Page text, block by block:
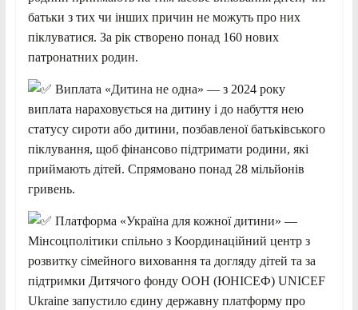
батьки з тих чи інших причин не можуть про них
піклуватися. За рік створено понад 160 нових
патронатних родин.
Виплата «Дитина не одна» — з 2024 року
виплата нараховується на дитину і до набуття нею
статусу сироти або дитини, позбавленої батьківського
піклування, щоб фінансово підтримати родини, які
приймають дітей. Спрямовано понад 28 мільйонів
гривень.
Платформа «Україна для кожної дитини» —
Мінсоцполітики спільно з Координаційний центр з
розвитку сімейного виховання та догляду дітей та за
підтримки Дитячого фонду ООН (ЮНІСЕФ) UNICEF
Ukraine запустило єдину державну платформу про